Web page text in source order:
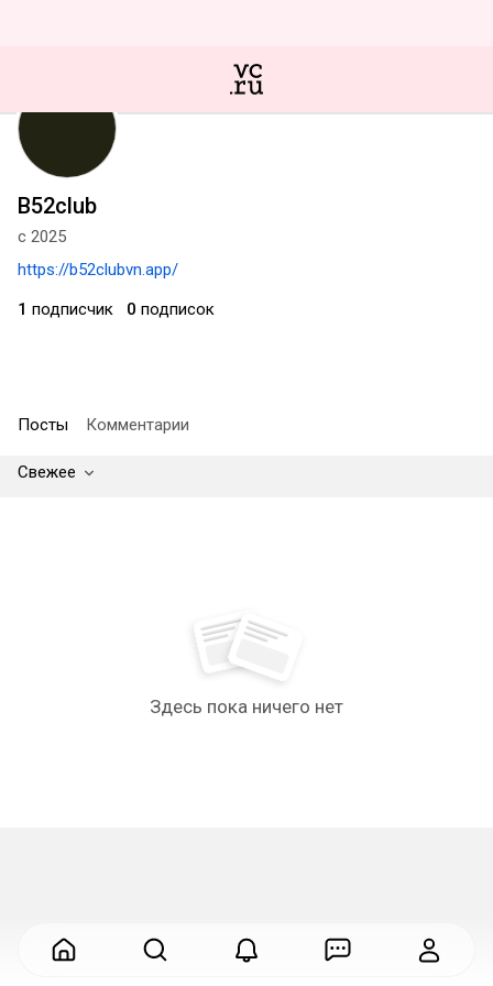
B52club
с 2025
https://b52clubvn.app/
1 подписчик 0 подписок
Посты Комментарии
Свежее
Здесь пока ничего нет